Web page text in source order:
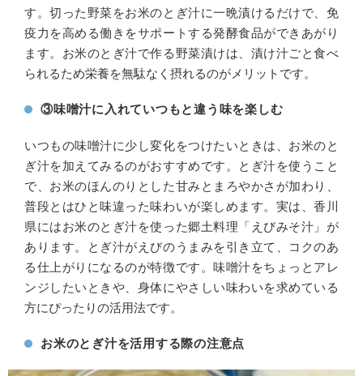
す。切った野菜をお米のとぎ汁に一晩漬けるだけで、免
疫力を高める働きをサポートする発酵食品ができあがり
ます。お米のとぎ汁で作る野菜漬けは、漬け汁ごと食べ
られるため栄養を無駄なく摂れるのがメリットです。
③味噌汁に入れていつもと違う味を楽しむ
いつもの味噌汁に少し変化をつけたいときは、お米のと
ぎ汁を加えてみるのがおすすめです。とぎ汁を使うこと
で、お米のほんのりとした甘みとまろやかさが加わり、
普段とはひと味違った味わいが楽しめます。実は、香川
県にはお米のとぎ汁を使った郷土料理「えびみそ汁」が
あります。とぎ汁がえびのうまみを引き立て、コクのあ
る仕上がりになるのが特徴です。味噌汁をちょっとアレ
ンジしたいときや、身体にやさしい味わいを求めている
方にぴったりの活用法です。
お米のとぎ汁を活用する際の注意点